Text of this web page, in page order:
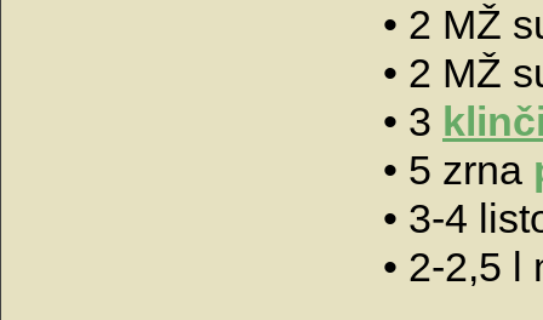
• 2 MŽ
• 2 MŽ
• 3
• 5 zrna
• 3-4
• 2-2,5 l